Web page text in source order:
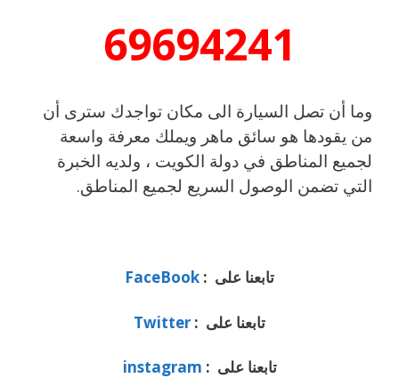
69694241
وما أن تصل السيارة الى مكان تواجدك سترى أن
من يقودها هو سائق ماهر ويملك معرفة واسعة
لجميع المناطق في دولة الكويت ، ولديه الخبرة
التي تضمن الوصول السريع لجميع المناطق.
تابعنا على : FaceBook
تابعنا على : Twitter
تابعنا على : instagram